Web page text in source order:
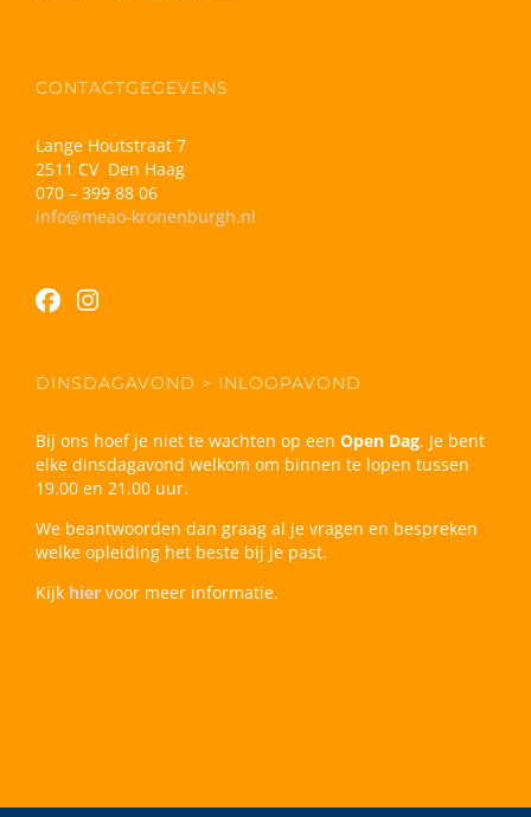
CONTACTGEGEVENS
Lange Houtstraat 7
2511 CV Den Haag
070 – 399 88 06
info@meao-kronenburgh.nl
DINSDAGAVOND > INLOOPAVOND
Bij ons hoef je niet te wachten op een Open Dag. Je bent
elke dinsdagavond welkom om binnen te lopen tussen
19.00 en 21.00 uur.
We beantwoorden dan graag al je vragen en bespreken
welke opleiding het beste bij je past.
Kijk hier voor meer informatie.